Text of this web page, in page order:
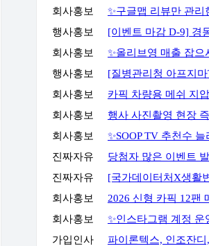
회사홍보
행사홍보
회사홍보
행사홍보
회사홍보
회사홍보
회사홍보
진짜자유
진짜자유
회사홍보
회사홍보
가입인사